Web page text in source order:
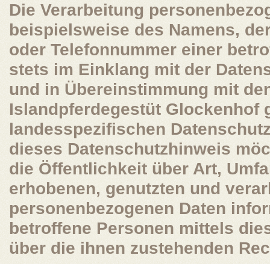
Die Verarbeitung
beispielsweise des Namens,
oder Telefonnummer einer
stets im Einklang mit der
und in Übereinstimmung mit
Islandpferdegestüt Glockenhof
landesspezifischen
dieses Datenschutzhinweis
die Öffentlichkeit über Art,
erhobenen, genutzten und
personenbezogenen Daten
betroffene Personen mittels
über die ihnen zustehenden